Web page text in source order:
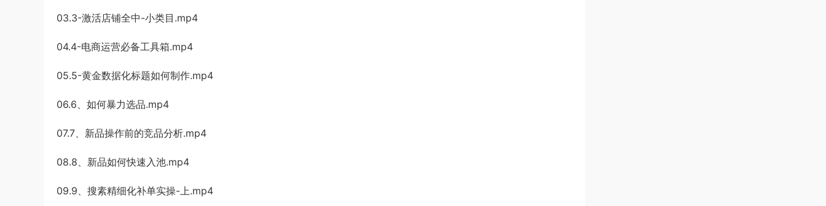
03.3-激活店铺全中-小类目.mp4
04.4-电商运营必备工具箱.mp4
05.5-黄金数据化标题如何制作.mp4
06.6、如何暴力选品.mp4
07.7、新品操作前的竞品分析.mp4
08.8、新品如何快速入池.mp4
09.9、搜素精细化补单实操-上.mp4